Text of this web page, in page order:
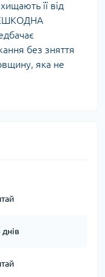
її від
без зняття
яка не
днів